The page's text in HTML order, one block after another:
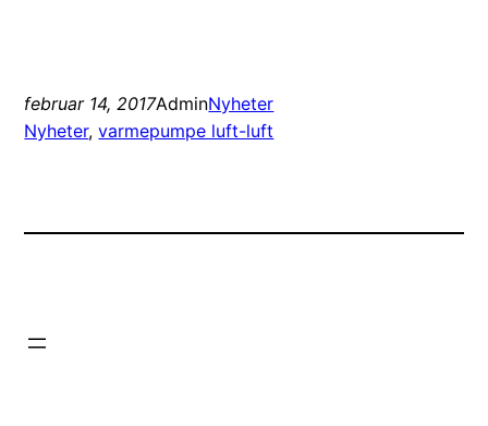
februar 14, 2017AdminNyheter
Nyheter, varmepumpe luft-luft